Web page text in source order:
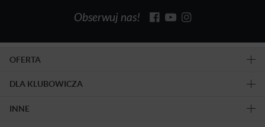
Obserwuj nas!
OFERTA
DLA KLUBOWICZA
INNE